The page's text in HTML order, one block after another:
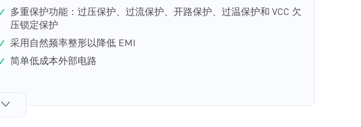
多重保护功能：过压保护、过流保护、开路保护、过温保护和 VCC 欠
压锁定保护
采用自然频率整形以降低 EMI
简单低成本外部电路